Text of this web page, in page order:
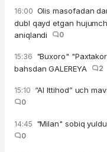
16:00 Olis masofadan
dubl qayd etgan
aniqlandi
0
15:36 "Buxoro"
bahsdan GALEREYA
2
15:10 “Al Ittihod” uch
0
14:45 "Milan" sobiq
0